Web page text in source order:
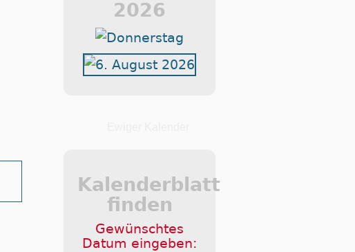
2026
Kalenderblatt
finden
Gewünschtes
Datum eingeben: